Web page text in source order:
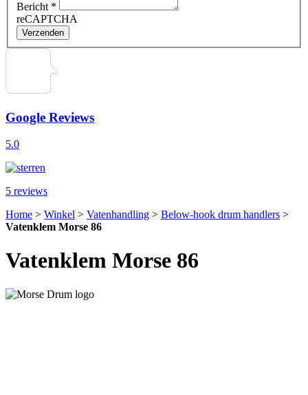
Bericht *
reCAPTCHA
Verzenden
Google Reviews
5.0
5 reviews
Home > Winkel > Vatenhandling > Below-hook drum handlers >
Vatenklem Morse 86
Vatenklem Morse 86